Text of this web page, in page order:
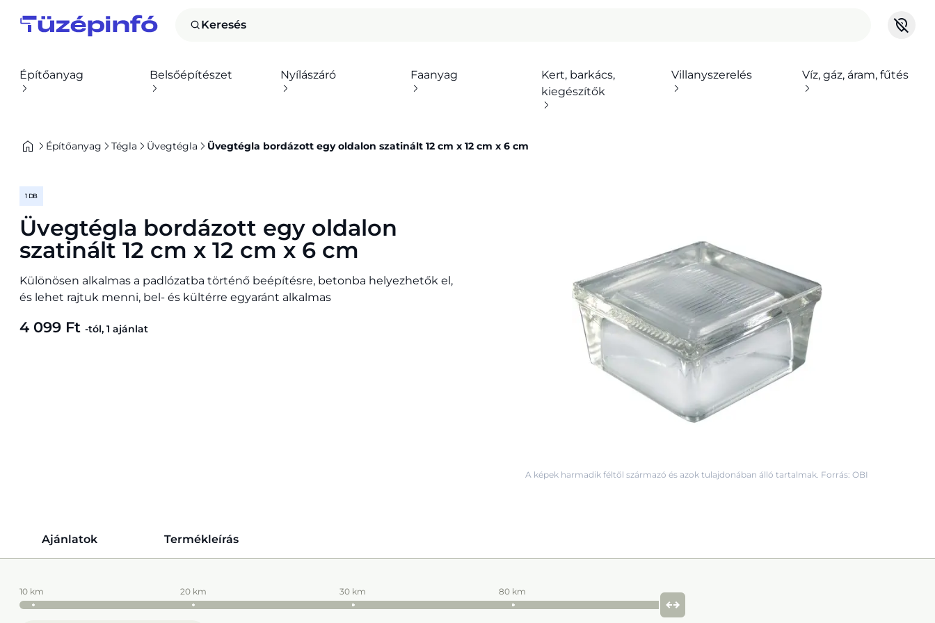
Keresés
Építőanyag Belsőépítészet Nyílászáró Faanyag
Kert, barkács,
kiegészítők
Villanyszerelés Víz, gáz, áram, fűtés
Építőanyag Tégla Üvegtégla Üvegtégla bordázott egy oldalon szatinált 12 cm x 12 cm x 6 cm
1 DB
Üvegtégla bordázott egy oldalon
szatinált 12 cm x 12 cm x 6 cm
Különösen alkalmas a padlózatba történő beépítésre, betonba helyezhetők el,
és lehet rajtuk menni, bel- és kültérre egyaránt alkalmas
4 099 Ft -tól, 1 ajánlat
A képek harmadik féltől származó és azok tulajdonában álló tartalmak. Forrás: OBI
Ajánlatok Termékleírás
10 km 20 km 30 km 80 km